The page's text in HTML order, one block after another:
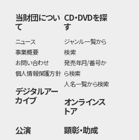
当財団につい
て
ニュース
事業概要
お問い合わせ
個人情報保護方針
デジタルアー
カイブ
CD・DVDを探
す
ジャンル一覧から
検索
発売年月/番号か
ら検索
人名一覧から検索
オンラインス
トア
公演
顕彰・助成